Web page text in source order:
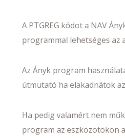
A PTGREG kódot a NAV
programmal lehetséges az
Az Ányk program
útmutató ha elakadnátok
Ha pedig valamért nem
program az eszközötökön